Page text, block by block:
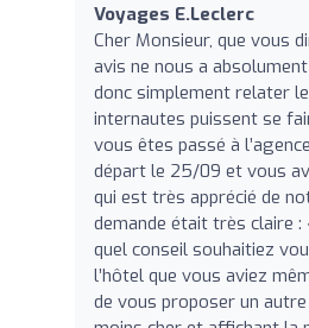
Voyages E.Leclerc
Cher Monsieur, que vous
avis ne nous a
donc simplement relater
internautes puissent se
vous êtes passé à
départ le 25/09 et vous
qui est très apprécié de
demande était très claire
quel conseil souhaitiez
l’hôtel que vous aviez
de vous proposer un